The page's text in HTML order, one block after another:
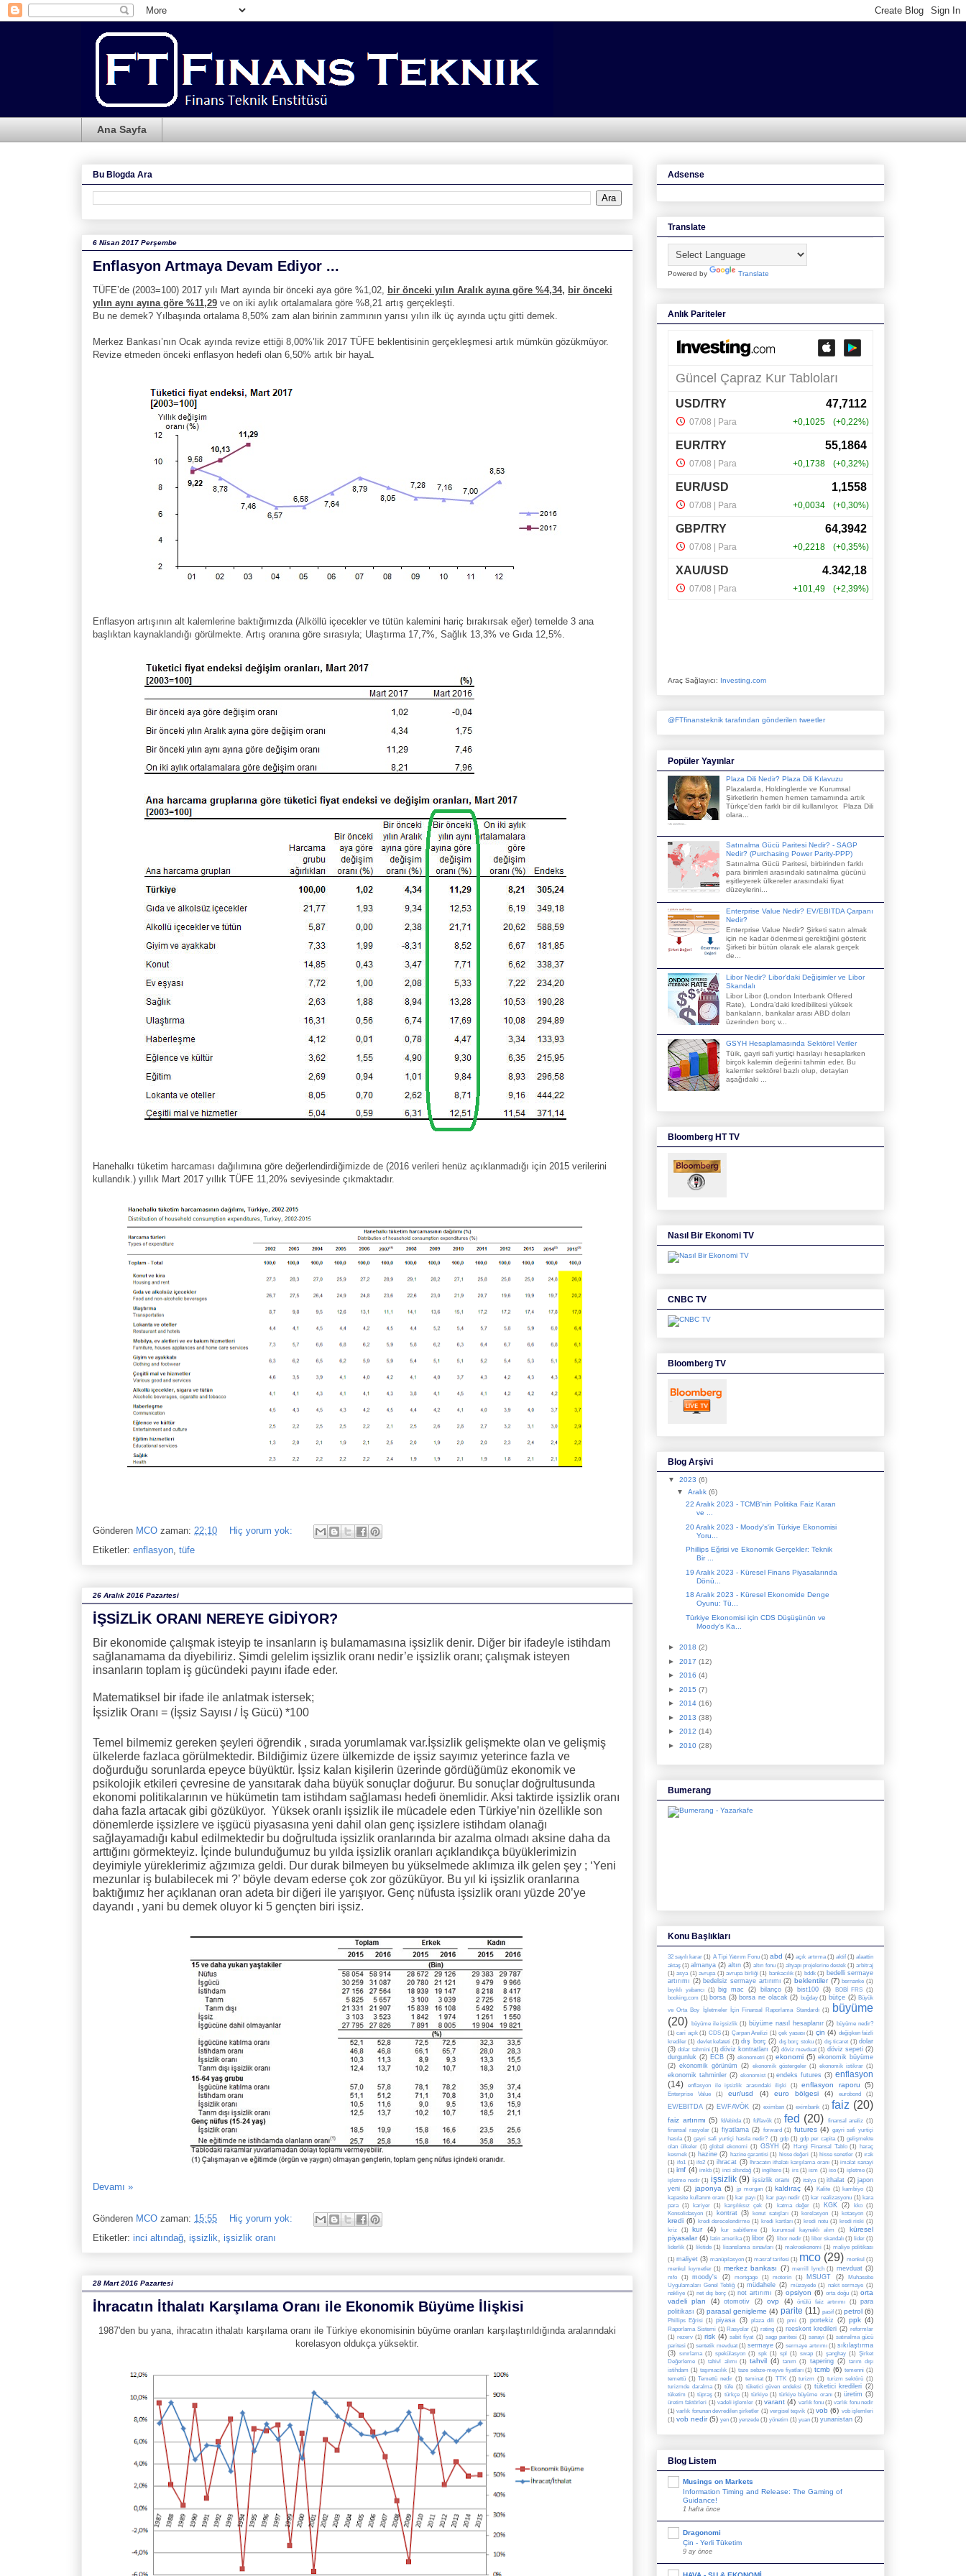
Ana Sayfa
Bu Blogda Ara
6 Nisan 2017 Perşembe
Enflasyon Artmaya Devam Ediyor ...
TÜFE’de (2003=100) 2017 yılı Mart ayında bir önceki aya göre %1,02, bir önceki yılın Aralık ayına göre %4,34, bir önceki
yılın aynı ayına göre %11,29 ve on iki aylık ortalamalara göre %8,21 artış gerçekleşti.
Bu ne demek? Yılbaşında ortalama 8,50% zam alan birinin zammının yarısı yılın ilk üç ayında uçtu gitti demek.
Merkez Bankası’nın Ocak ayında revize ettiği 8,00%’lik 2017 TÜFE beklentisinin gerçekleşmesi artık mümkün gözükmüyor.
Revize etmeden önceki enflasyon hedefi olan 6,50% artık bir hayaL
Enflasyon artışının alt kalemlerine baktığımızda (Alköllü içecekler ve tütün kalemini hariç bırakırsak eğer) temelde 3 ana
başlıktan kaynaklandığı görülmekte. Artış oranına göre sırasıyla; Ulaştırma 17,7%, Sağlık 13,3% ve Gıda 12,5%.
Hanehalkı tüketim harcaması dağılımına göre değerlendirdiğimizde de (2016 verileri henüz açıklanmadığı için 2015 verilerini
kullandık.) yıllık Mart 2017 yıllık TÜFE 11,20% seviyesinde çıkmaktadır.
Gönderen MCO zaman: 22:10
Hiç yorum yok:
Etiketler: enflasyon tüfe
26 Aralık 2016 Pazartesi
İŞSİZLİK ORANI NEREYE GİDİYOR?
Bir ekonomide çalışmak isteyip te insanların iş bulamamasına işsizlik denir. Diğer bir ifadeyle istihdam
sağlanamama da diyebiliriz. Şimdi gelelim işsizlik oranı nedir’e işsizlik oranı; çalışmak isteyen
insanların toplam iş gücündeki payını ifade eder.
Matematiksel bir ifade ile anlatmak istersek;
İşsizlik Oranı = (İşsiz Sayısı / İş Gücü) *100
Temel bilmemiz gereken şeyleri öğrendik , sırada yorumlamak var.İşsizlik gelişmekte olan ve gelişmiş
ülkelerde fazlaca görülmektedir. Bildiğimiz üzere ülkemizde de işsiz sayımız yeterince fazla ve
doğurduğu sorunlarda epeyce büyüktür. İşsiz kalan kişilerin üzerinde gördüğümüz ekonomik ve
psikolojik etkileri çevresine de yansıtarak daha büyük sonuçlar doğurur. Bu sonuçlar doğrultusunda
ekonomi politikalarının ve hükümetin tam istihdam sağlaması hedefi önemlidir. Aksi taktirde işsizlik oranı
daha fazla artacak gibi gözüküyor. Yüksek oranlı işsizlik ile mücadele eden Türkiye’nin özellikle son
dönemlerde işsizlere ve işgücü piyasasına yeni dahil olan genç işsizlere istihdam olanağı
sağlayamadığı kabul edilmektedir bu doğrultuda işsizlik oranlarında bir azalma olmadı aksine daha da
arttığını görmekteyiz. İçinde bulunduğumuz bu yılda işsizlik oranları açıklandıkça büyüklerimizin
deyimiyle yüreklerimiz ağzımıza geldi. Dur durak bilmeyen bu yükselmede aklımıza ilk gelen şey ; ‘Yeni
mezunlar iş bulabilecek mi ?’ böyle devam ederse çok zor gözüküyor. Bu yıl ki işsizlik oranlarına
baktığımız her açıklanan oran adeta bir diğeri ile yarışıyor. Genç nüfusta işsizlik oranı yüzde 20’ye
dayandı , yani bu demek oluyor ki 5 gençten biri işsiz.
Devamı »
Gönderen MCO zaman: 15:55
Hiç yorum yok:
Etiketler: inci altındağ işsizlik işsizlik oranı
28 Mart 2016 Pazartesi
İhracatın İthalatı Karşılama Oranı ile Ekonomik Büyüme İlişkisi
1987'den bu yana, ihracatın ithalatı karşılama oranı ile Türkiye ekonomisinin büyüme oranları karşılaştırıldığında aralarındaki
korelasyon oldukça yüksektir.
Adsense
Translate
Powered by Translate
Anlık Pariteler
Araç Sağlayıcı: Investing.com
@FTfinansteknik tarafından gönderilen tweetler
Popüler Yayınlar
Plaza Dili Nedir? Plaza Dili Kılavuzu
Plazalarda, Holdinglerde ve Kurumsal
Şirketlerin hemen hemen tamamında artık
Türkçe'den farklı bir dil kullanılıyor. Plaza Dili
olara...
Satınalma Gücü Paritesi Nedir? - SAGP
Nedir? (Purchasing Power Parity-PPP)
Satınalma Gücü Paritesi, birbirinden farklı
para birimleri arasındaki satınalma gücünü
eşitleyerek ülkereler arasındaki fiyat
düzeylerini...
Enterprise Value Nedir? EV/EBITDA Çarpanı
Nedir?
Enterprise Value Nedir? Şirketi satın almak
için ne kadar ödenmesi gerektiğini gösterir.
Şirketi bir bütün olarak ele alarak gerçek
de...
Libor Nedir? Libor'daki Değişimler ve Libor
Skandalı
Libor Libor (London Interbank Offered
Rate), Londra’daki kredibilitesi yüksek
bankaların, bankalar arası ABD doları
üzerinden borç v...
GSYH Hesaplamasında Sektörel Veriler
Tüik, gayri safi yurtiçi hasılayı hesaplarken
birçok kalemin değerini tahmin eder. Bu
kalemler sektörel bazlı olup, detayları
aşağıdaki ...
Bloomberg HT TV
Nasıl Bir Ekonomi TV
CNBC TV
Bloomberg TV
Blog Arşivi
▼ 2023 (6)
▼ Aralık (6)
22 Aralık 2023 - TCMB'nin Politika Faiz Kararı
ve ...
20 Aralık 2023 - Moody's'in Türkiye Ekonomisi
Yoru...
Phillips Eğrisi ve Ekonomik Gerçekler: Teknik
Bir ...
19 Aralık 2023 - Küresel Finans Piyasalarında
Dönü...
18 Aralık 2023 - Küresel Ekonomide Denge
Oyunu: Tü...
Türkiye Ekonomisi için CDS Düşüşünün ve
Moody's Ka...
► 2018 (2)
► 2017 (12)
► 2016 (4)
► 2015 (7)
► 2014 (16)
► 2013 (38)
► 2012 (14)
► 2010 (28)
Bumerang
Konu Başlıkları
32 sayılı karar (1) A Tipi Yatırım Fonu (1) abd (4) açık artırma (1) aktif (1) alaattin
aktaş (1) almanya (2) altın (3) altın fonu (1) altyapı projelerine destek (1) arbitraj
(1) asya (1) avrupa (1) avrupa birliği (1) bankacılık (1) bddk (1) bedelli sermaye
artırımı (2) bedelsiz sermaye artırımı (2) beklentiler (7) bernanke (1)
bıyıklı yabancı (1) big mac (2) bilanço (3) bist100 (3) BOBİ FRS (1)
booking.com (1) borsa (3) borsa ne olacak (2) buğday (1) bütçe (2) Büyük
ve Orta Boy İşletmeler İçin Finansal Raporlama Standardı (1)
büyüme
(20)
büyüme ile işsizlik (1) büyüme nasıl hesaplanır (2) büyüme nedir?
(1) cari açık (1) CDS (1) Çarpan Analizi (1) çek yasası (1) çin (4) değişken faizli
krediler (1) devlet kefateti (1) dış borç (2) dış borç stoku (1) dış ticaret (1) dolar
(3) dolar tahmini (1) döviz kontratları (2) döviz mevduat (1) döviz sepeti (2)
durgunluk (2) ECB (3) ekonometri (1) ekonomi (5) ekonomik büyüme
(2) ekonomik görünüm (2) ekonomik göstergeler (1) ekonomik istikrar (1)
ekonomik tahminler (2) ekonomist (1) endeks futures (3) enflasyon
(14)
enflasyon ile işsizlik arasındaki ilişki (1) enflasyon raporu (5)
Enterprise Value (1) eur/usd (4) euro bölgesi (4) eurobond (1)
EV/EBITDA (2) EV/FAVÖK (2) eximban (1) eximbank (1) faiz (20)
faiz artırımı (5) fd/ebitda (1) fd/favök (1) fed (20) finansal analiz (1)
finansal rasyolar (1) fiyatlama (2) forward (1) futures (4) gayri safi yurtiçi
hasıla (1) gayri safi yurtiçi hasıla nedir? (1) gdp (1) gdp per capita (1) gelişmekte
olan ülkeler (1) global ekonomi (1) GSYH (2) Hangi Finansal Tablo (1)
haraç
kesmek (1) hazine (2) hazine garantisi (1) hisse değeri (1) hisse senetler (1) ırak
(1) ifo1 (1) ifo2 (1) ihracat (3) İhracatın ithalatı karşılama oranı (1) imalat sanayi
(1) imf (4) imkb (1) inci altındağ (1) ingiltere (1) irs (1) ism (1) iso (1) işletme (1)
işletme nedir (1) işsizlik (9) işsizlik oranı (2) italya (1) ithalat (2) japon
yeni (2) japonya (5) jp morgan (1) kaldıraç (4) Kalite (1) kambiyo (1)
kapasite kullanım oranı (1) kar payı (1) kar payı nedir (1) kar realizasyonu (1) kara
para (1) kariyer (1) karşılıksız çek (1) katma değer (1) KGK (2) kko (1)
Konsolidasyon (1) kontrat (3) konut satışları (1) korelasyon (1) kotasyon (1)
kredi (6) kredi derecelendirme (1) kredi kartları (1) kredi notu (1) kredi riski (1)
kriz
(1) kur (4) kur sabitleme (1) kurumsal kaynaklı alım (1)
küresel
piyasalar (4) latin amerika (1) libor (2) libor nedir (1) libor skandalı (1) lider (1)
liderlik (1) likitide (1) lisanslama sınavları (1) makroekonomi (1) maliye politikası
(1) maliyet (3) manüpilasyon (1) masraf tarifesi (1) mco (29) menkul (1)
menkul kıymetler (1) merkez bankası (7) merrill lynch (1) mevduat (3)
mfo (1) moody's (2) mortgage (1) motorin (1) MSUGT (2)
Muhasebe
Uygulamaları Genel Tebliğ (1) müdahele (2) müzayede (1) nakit sermaye (1)
nakliye (1) net dış borç (1) not artırımı (3) opsiyon (6) orta doğu (1) orta
vadeli plan
(4) otomotiv (2) ovp (4) örtülü faiz artırımı (1)
para
politikası (3) parasal genişleme (4) parite (11) pasif (1) petrol (6)
Phillips Eğrisi (1) piyasa (3) plaza dili (1) pmi (1) portekiz (2) ppk (4)
Raporlama Sistemi (1) Rasyolar (1) rating (1) reeskont kredileri (2) reformlar
(1) rezerv (1) risk (4) sabit fiyat (1) sagp paritesi (1) sanayi (1) satınalma gücü
paritesi (1) sentetik mevduat (1) sermaye (2) sermaye artırımı (1) sıkılaştırma
(3) sınırlama (1) spekülasyon (1) spk (1) spl (1) swap (1) şanghay (1) Şirket
Değerleme (1) tahivl alımı (1) tahvil (4) tanım (1) tapering (2) tarım dışı
istihdam (1) taşımacılık (1) taze sebze-meyve fiyatları (1) tcmb (6) temenni (1)
temettü (1) Temettü nedir (1) teminat (1) TTK (1) turizm (1) turizm sektörü (1)
turizmde daralma (1) tüfe (1) tüketici güven endeksi (1) tüketici kredileri (2)
tüketim (1) tüpraş (1) türkçe (1) türkiye (1) türkiye büyüme oranı (1) üretim (3)
üretim faktörleri (1) vadeli işlemler (1) varant (4) varlık fonu (1) varlık fonu nedir
(1) varlık fonunan devredilen şirketler (1) vergisel teşvik (1) vob (6) vob işlemleri
(1) vob nedir (5) yen (1) yenzede (1) yönetim (1) yuan (1) yunanistan (2)
Blog Listem
Musings on Markets
Information Timing and Release: The Gaming of
Guidance!
1 hafta önce
Dragonomi
Çin - Yerli Tüketim
9 ay önce